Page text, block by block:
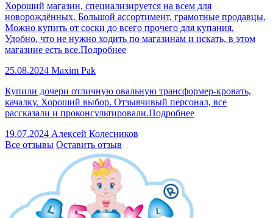
Хороший магазин, специализируется на всем для
новорождённых. Большой ассортимент, грамотные продавцы.
Можно купить от соски до всего прочего для купания.
Удобно, что не нужно ходить по магазинам и искать, в этом
магазине есть все.Подробнее
25.08.2024 Maxim Pak
Купили дочери отличную овальную трансформер-кровать,
качалку. Хороший выбор. Отзывчивый персонал, все
рассказали и проконсультировали.Подробнее
19.07.2024 Алексей Колесников
Все отзывы Оставить отзыв